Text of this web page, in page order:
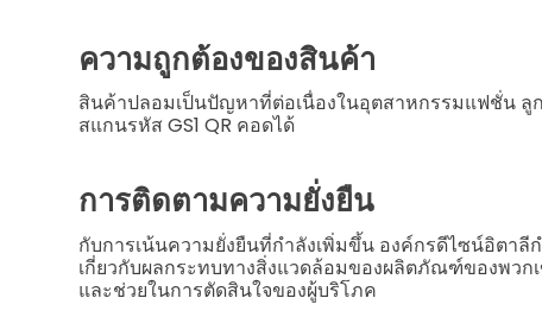
ความถูกต้องของสินค้า
สินค้าปลอมเป็นปัญหาที่ต่อเนื่องในอุตสาหกรรมแฟชั่น
สแกนรหัส GS1 QR คอดได้
การติดตามความยั่งยืน
กับการเน้นความยั่งยืนที่กำลังเพิ่มขึ้น องค์กรดีไซน์อิตา
เกี่ยวกับผลกระทบทางสิ่งแวดล้อมของผลิตภัณฑ์ของพวก
และช่วยในการตัดสินใจของผู้บริโภค